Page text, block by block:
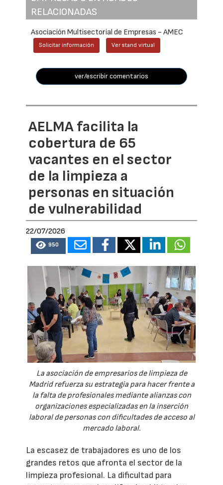
RELACIONADAS
Asociación Multisectorial de Empresas - AMEC
Solicitar información Ver stand virtual
ver/escribir comentarios
AELMA facilita la
cobertura de 65
vacantes en el sector
de la limpieza a
personas en situación
de vulnerabilidad
22/07/2026
950
La asociación de empresarios de limpieza de
Madrid refuerza su estrategia para hacer frente a
la falta de profesionales mediante alianzas con
organizaciones especializadas en la inserción
laboral de personas con dificultades de acceso al
mercado laboral.
La escasez de trabajadores es uno de los
grandes retos que afronta el sector de la
limpieza profesional. La dificultad para